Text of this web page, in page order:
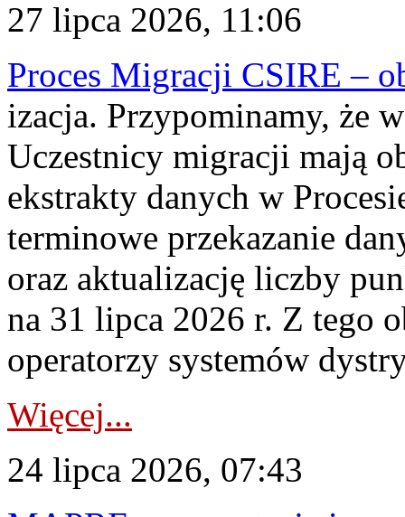
27 lipca 2026, 11:06
Proces Migracji CSIRE –
izacja. Przypominamy, że
Uczestnicy migracji mają
ekstrakty danych w
terminowe przekazanie
oraz aktualizację liczby
na 31 lipca 2026 r. Z tego
operatorzy systemów
Więcej...
24 lipca 2026, 07:43